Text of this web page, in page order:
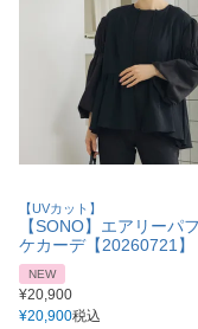
【UVカット】
【SONO】エアリーパ
ケカーデ【20260721】
NEW
¥20,900
¥20,900税込